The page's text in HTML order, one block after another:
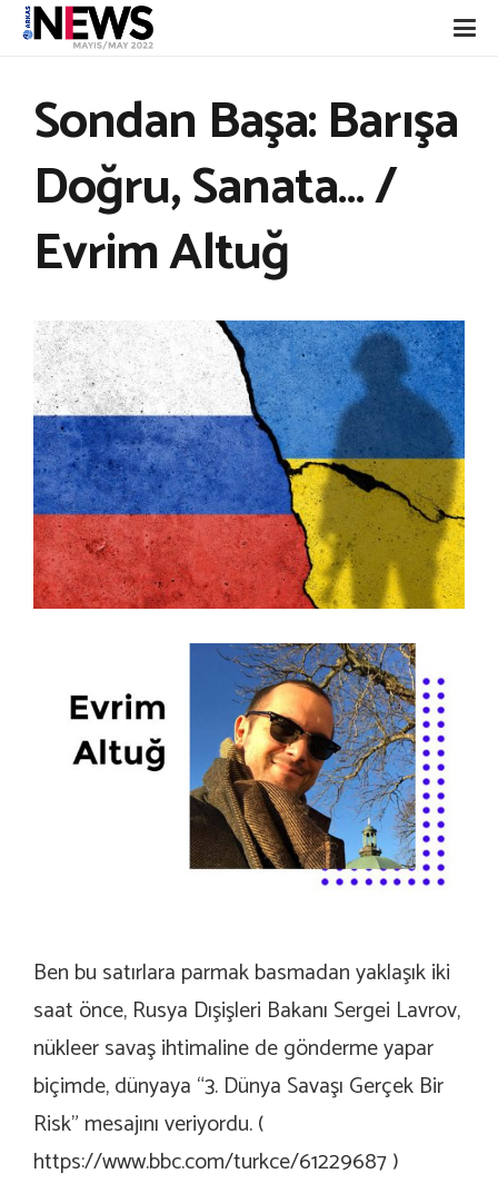
Sondan Başa: Barışa
Doğru, Sanata… /
Evrim Altuğ
Ben bu satırlara parmak basmadan yaklaşık iki
saat önce, Rusya Dışişleri Bakanı Sergei Lavrov,
nükleer savaş ihtimaline de gönderme yapar
biçimde, dünyaya “3. Dünya Savaşı Gerçek Bir
Risk” mesajını veriyordu. (
https://www.bbc.com/turkce/61229687)